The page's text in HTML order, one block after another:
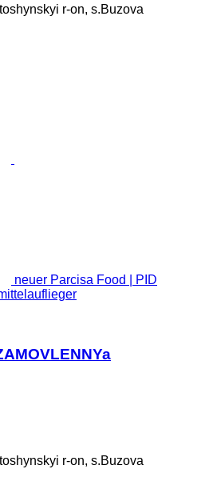
r-on, s.Buzova
neuer Parcisa Food | PID
r-on, s.Buzova